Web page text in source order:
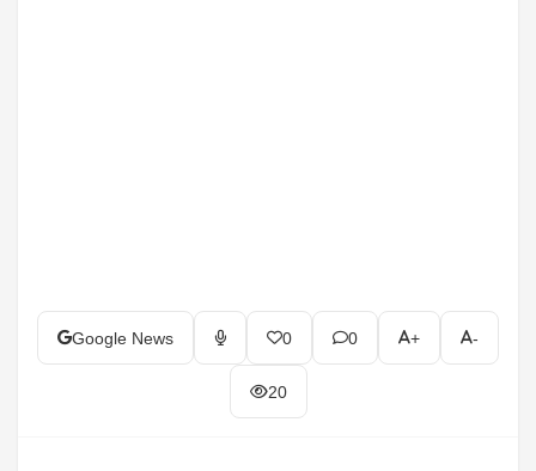
Google News 0 0 + -
20